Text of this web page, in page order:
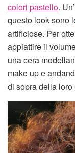
colori pastello.
questo look sono
artificiose. Per
appiattire il
una cera
make up e
di sopra della